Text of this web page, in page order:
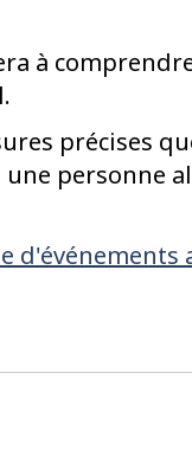
à
précises
personne